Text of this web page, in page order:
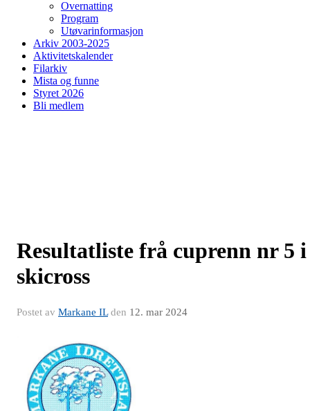
Overnatting
Program
Utøvarinformasjon
Arkiv 2003-2025
Aktivitetskalender
Filarkiv
Mista og funne
Styret 2026
Bli medlem
Resultatliste frå cuprenn nr 5 i
skicross
Postet av Markane ILden 12. mar 2024